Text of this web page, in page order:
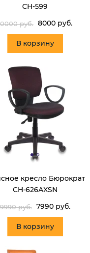
CH-599
руб. 8000 руб.
В корзину
кресло Бюрократ
CH-626AXSN
9990 руб. 7990 руб.
В корзину